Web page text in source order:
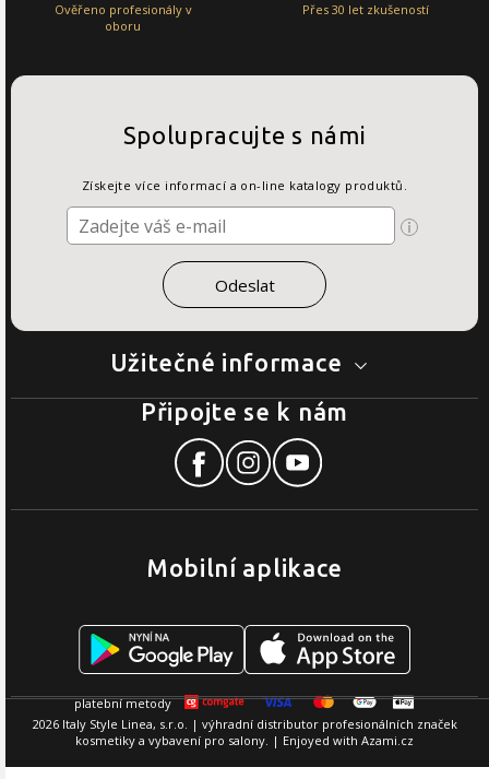
Ověřeno profesionály v
oboru
Přes 30 let zkušeností
Užitečné informace
Spolupracujte s námi
Získejte více informací a on-line katalogy produktů.
Mobilní aplikace
Připojte se k nám
2026 Italy Style Linea, s.r.o. | výhradní distributor profesionálních značek
kosmetiky a vybavení pro salony. | Enjoyed with Azami.cz